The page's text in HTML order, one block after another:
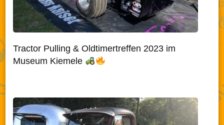
Tractor Pulling & Oldtimertreffen 2023 im
Museum Kiemele